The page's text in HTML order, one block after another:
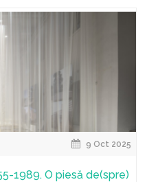
9 Oct 2025
1989. O piesă de(spre)